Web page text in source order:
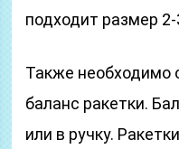
подходит размер
Также необходимо
баланс ракетки.
или в ручку.